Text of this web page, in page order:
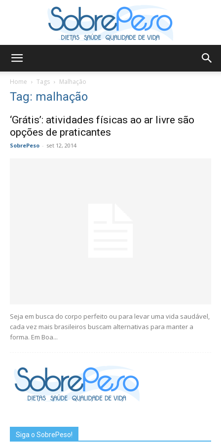
Home Tags Malhação
Tag: malhação
‘Grátis’: atividades físicas ao ar livre são
opções de praticantes
SobrePeso - set 12, 2014
Seja em busca do corpo perfeito ou para levar uma vida saudável,
cada vez mais brasileiros buscam alternativas para manter a
forma. Em Boa...
Siga o SobrePeso!